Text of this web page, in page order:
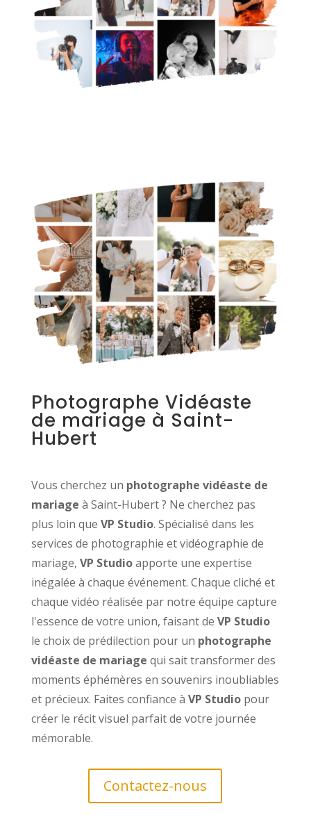
Photographe Vidéaste
de mariage à Saint-
Hubert
Vous cherchez un photographe vidéaste de
mariage à Saint-Hubert ? Ne cherchez pas
plus loin que VP Studio. Spécialisé dans les
services de photographie et vidéographie de
mariage, VP Studioapporte une expertise
inégalée à chaque événement. Chaque cliché et
chaque vidéo réalisée par notre équipe capture
l'essence de votre union, faisant de VP Studio
le choix de prédilection pour un photographe
vidéaste de mariage qui sait transformer des
moments éphémères en souvenirs inoubliables
et précieux. Faites confiance à VP Studiopour
créer le récit visuel parfait de votre journée
mémorable.
Contactez-nous